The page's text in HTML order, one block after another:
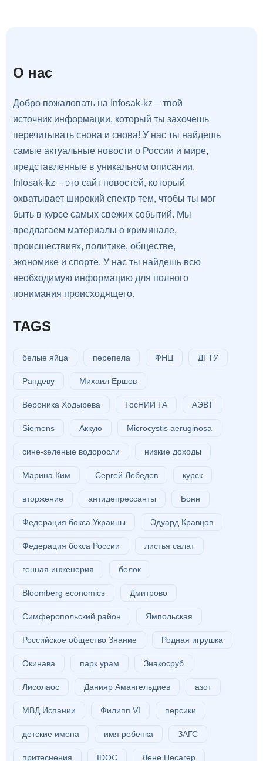
О нас
Добро пожаловать на Infosak-kz – твой
источник информации, который ты захочешь
перечитывать снова и снова! У нас ты найдешь
самые актуальные новости о России и мире,
представленные в уникальном описании.
Infosak-kz – это сайт новостей, который
охватывает широкий спектр тем, чтобы ты мог
быть в курсе самых свежих событий. Мы
предлагаем материалы о криминале,
происшествиях, политике, обществе,
экономике и спорте. У нас ты найдешь всю
необходимую информацию для полного
понимания происходящего.
TAGS
белые яйца перепела ФНЦ ДГТУ
Рандеву Михаил Ершов
Вероника Ходырева ГосНИИ ГА АЭВТ
Siemens Аккую Microcystis aeruginosa
сине-зеленые водоросли низкие доходы
Марина Ким Сергей Лебедев курск
вторжение антидепрессанты Бонн
Федерация бокса Украины Эдуард Кравцов
Федерация бокса России листья салат
генная инженерия белок
Bloomberg economics Дмитрово
Симферопольский район Ямпольская
Российское общество Знание Родная игрушка
Окинава парк урам Знакосруб
Лисолаос Данияр Амангельдиев азот
МВД Испании Филипп VI персики
детские имена имя ребенка ЗАГС
притеснения IDOC Лене Несагер